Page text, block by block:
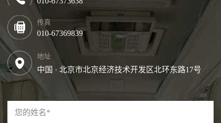
传真
010-67369839
地址
中国 · 北京市北京经济技术开发区北环东路17号